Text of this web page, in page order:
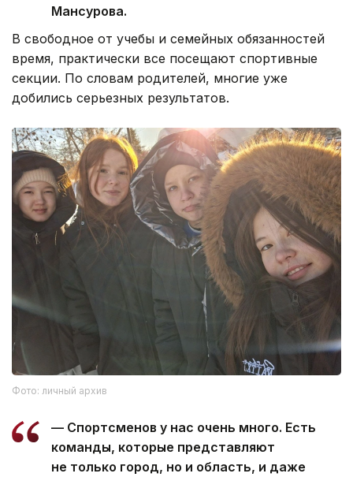
Мансурова.
В свободное от учебы и семейных обязанностей
время, практически все посещают спортивные
секции. По словам родителей, многие уже
добились серьезных результатов.
Фото: личный архив
— Спортсменов у нас очень много. Есть
команды, которые представляют
не только город, но и область, и даже